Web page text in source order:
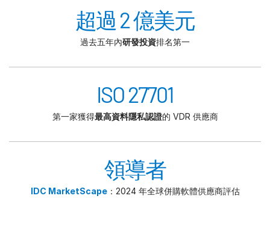
超過 2 億美元
過去五年內研發投資排名第一
ISO 27701
第一家獲得最高資料隱私認證的 VDR 供應商
領導者
IDC MarketScape：2024 年全球併購軟體供應商評估